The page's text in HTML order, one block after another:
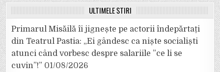
ULTIMELE ȘTIRI
Primarul Misăilă îi jignește pe actorii îndepărtați
din Teatrul Pastia: „Ei gândesc ca niște socialiști
atunci când vorbesc despre salariile ”ce li se
cuvin”!” 01/08/2026